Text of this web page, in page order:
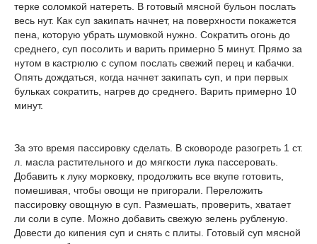
терке соломкой натереть. В готовый мясной бульон послать
весь нут. Как суп закипать начнет, на поверхности покажется
пена, которую убрать шумовкой нужно. Сократить огонь до
среднего, суп посолить и варить примерно 5 минут. Прямо за
нутом в кастрюлю с супом послать свежий перец и кабачки.
Опять дождаться, когда начнет закипать суп, и при первых
бульках сократить, нагрев до среднего. Варить примерно 10
минут.
За это время пассировку сделать. В сковороде разогреть 1 ст.
л. масла растительного и до мягкости лука пассеровать.
Добавить к луку морковку, продолжить все вкупе готовить,
помешивая, чтобы овощи не пригорали. Переложить
пассировку овощную в суп. Размешать, проверить, хватает
ли соли в супе. Можно добавить свежую зелень рубленую.
Довести до кипения суп и снять с плиты. Готовый суп мясной